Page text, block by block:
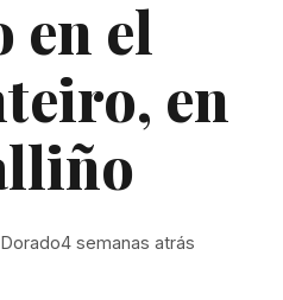
en el
en
4 semanas atrás